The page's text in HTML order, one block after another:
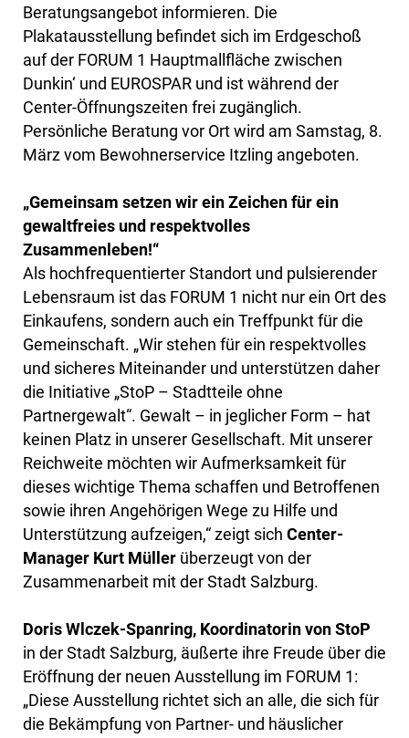
Beratungsangebot informieren. Die
Plakatausstellung befindet sich im Erdgeschoß
auf der FORUM 1 Hauptmallfläche zwischen
Dunkin‘ und EUROSPAR und ist während der
Center-Öffnungszeiten frei zugänglich.
Persönliche Beratung vor Ort wird am Samstag, 8.
März vom Bewohnerservice Itzling angeboten.
„Gemeinsam setzen wir ein Zeichen für ein
gewaltfreies und respektvolles
Zusammenleben!“
Als hochfrequentierter Standort und pulsierender
Lebensraum ist das FORUM 1 nicht nur ein Ort des
Einkaufens, sondern auch ein Treffpunkt für die
Gemeinschaft. „Wir stehen für ein respektvolles
und sicheres Miteinander und unterstützen daher
die Initiative „StoP – Stadtteile ohne
Partnergewalt“. Gewalt – in jeglicher Form – hat
keinen Platz in unserer Gesellschaft. Mit unserer
Reichweite möchten wir Aufmerksamkeit für
dieses wichtige Thema schaffen und Betroffenen
sowie ihren Angehörigen Wege zu Hilfe und
Unterstützung aufzeigen,“ zeigt sich Center-
Manager Kurt Müller überzeugt von der
Zusammenarbeit mit der Stadt Salzburg.
Doris Wlczek-Spanring, Koordinatorin von StoP
in der Stadt Salzburg, äußerte ihre Freude über die
Eröffnung der neuen Ausstellung im FORUM 1:
„Diese Ausstellung richtet sich an alle, die sich für
die Bekämpfung von Partner- und häuslicher